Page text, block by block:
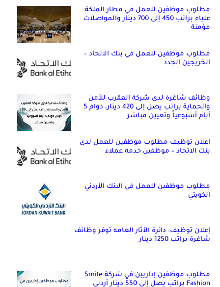
مطلوب موظفين للعمل في مطار الملكة
علياء براتب 450 إلى 700 دينار والمواصلات
مؤمنة
مطلوب موظفين للعمل في بنك الاتحاد –
الخريجين الجدد
وظائف شاغرة لدى شركة العقرب للأمن
والحماية براتب يصل إلى 420 دينار، دوام 5
أيام أسبوعياً وتعيين مباشر
اعلان توظيف مطلوب موظفين للعمل لدى
بنك الاتحاد – موظفين خدمة عملاء
مطلوب موظفين للعمل في البنك الأردني
الكويتي
إعلان توظيف: دائرة الآثار العامه توفر وظائف
شاغرة براتب 1250 دينار
مطلوب موظفين إداريين في شركة Smile
Fashion براتب يصل إلى 550 دينار أردني